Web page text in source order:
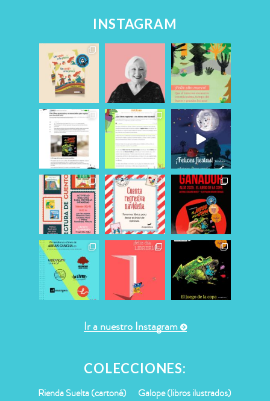
INSTAGRAM
Ir a nuestro Instagram
COLECCIONES:
Rienda Suelta (cartoné)
Galope (libros ilustrados)